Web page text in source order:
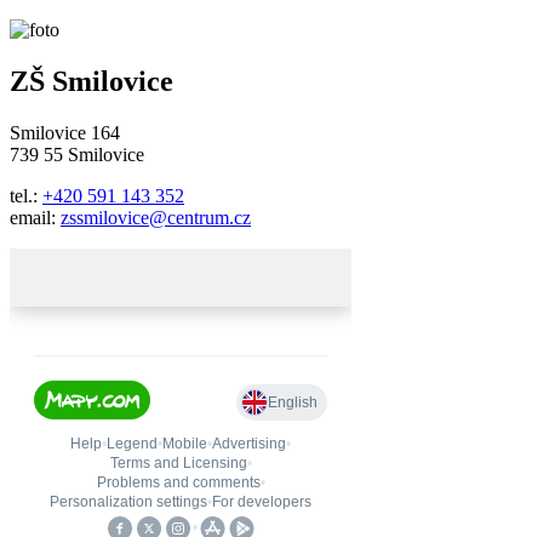
ZŠ Smilovice
Smilovice 164
739 55 Smilovice
tel.: +420 591 143 352
email: zssmilovice@centrum.cz